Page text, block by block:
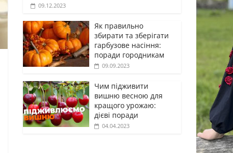
09.12.2023
Як правильно
збирати та зберігати
гарбузове насіння:
поради городникам
09.09.2023
Чим підживити
вишню весною для
кращого урожаю:
дієві поради
04.04.2023